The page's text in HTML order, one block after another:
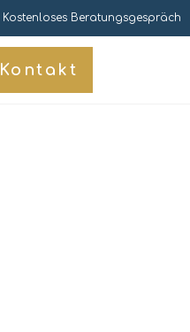
Kostenloses Beratungsgespräch
Kontakt